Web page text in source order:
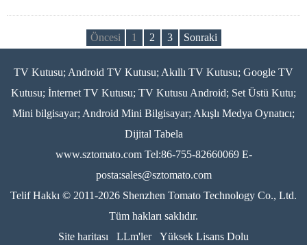
Öncesi 1 2 3 Sonraki
TV Kutusu; Android TV Kutusu; Akıllı TV Kutusu; Google TV
Kutusu; İnternet TV Kutusu; TV Kutusu Android; Set Üstü Kutu;
Mini bilgisayar; Android Mini Bilgisayar; Akışlı Medya Oynatıcı;
Dijital Tabela
www.sztomato.comTel:86-755-82660069 E-
posta:sales@sztomato.com
Telif Hakkı © 2011-2026 Shenzhen Tomato Technology Co., Ltd.
Tüm hakları saklıdır.
Site haritası
LLm'ler Yüksek Lisans Dolu